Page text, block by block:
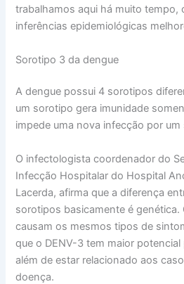
trabalhamos aqui há muito tempo,
inferências epidemiológicas
Sorotipo 3 da dengue
A dengue possui 4 sorotipos
um sorotipo gera imunidade
impede uma nova infecção por
O infectologista coordenador do
Infecção Hospitalar do Hospital
Lacerda, afirma que a diferença
sorotipos basicamente é
causam os mesmos tipos de
que o DENV-3 tem maior
além de estar relacionado aos
doença.